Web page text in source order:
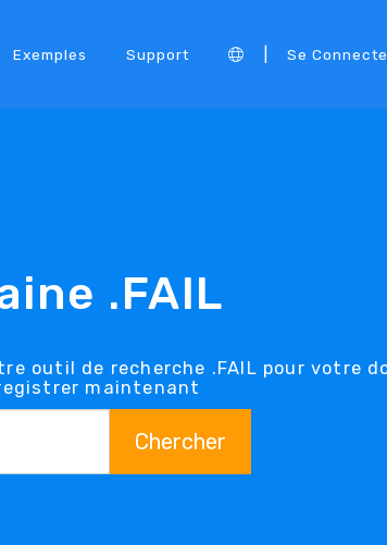
Exemples Support Se
.FAIL
outil de recherche .FAIL pour votre
maintenant
Chercher